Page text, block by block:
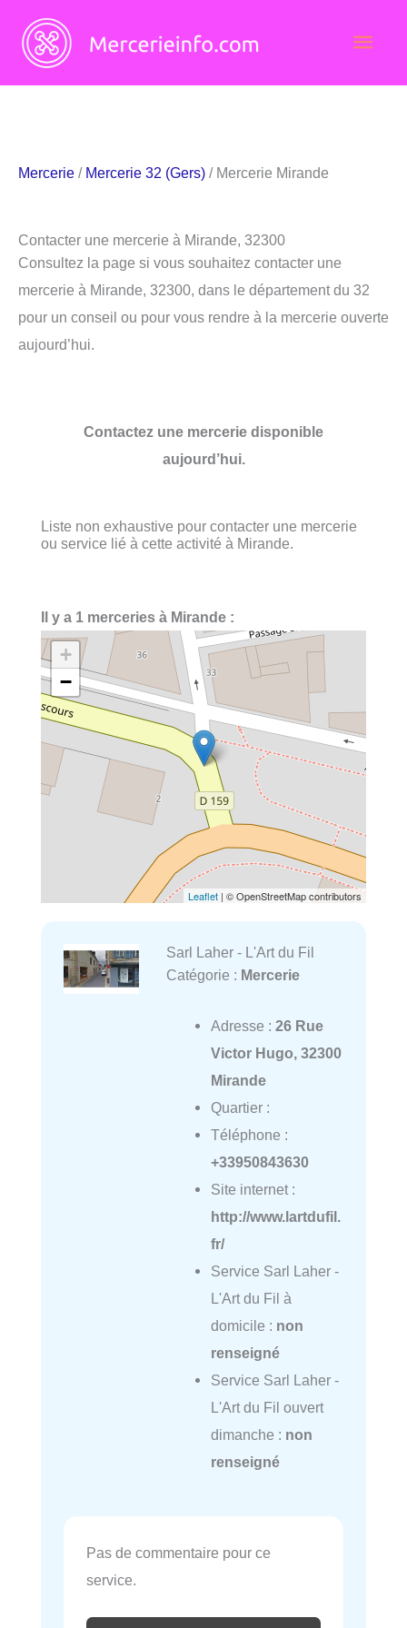
contenu
Mercerie / Mercerie 32 (Gers) / Mercerie Mirande
Contacter une mercerie à Mirande, 32300
Consultez la page si vous souhaitez contacter une
mercerie à Mirande, 32300, dans le département du 32
pour un conseil ou pour vous rendre à la mercerie ouverte
aujourd’hui.
Contactez une mercerie disponible
aujourd’hui.
Liste non exhaustive pour contacter une mercerie
ou service lié à cette activité à Mirande.
Il y a 1 merceries à Mirande :
+
−
Leaflet | © OpenStreetMap contributors
Sarl Laher - L'Art du Fil
Catégorie : Mercerie
Adresse : 26 Rue
Victor Hugo, 32300
Mirande
Quartier :
Téléphone :
+33950843630
Site internet :
http://www.lartdufil.
fr/
Service Sarl Laher -
L'Art du Fil à
domicile : non
renseigné
Service Sarl Laher -
L'Art du Fil ouvert
dimanche : non
renseigné
Pas de commentaire pour ce
service.